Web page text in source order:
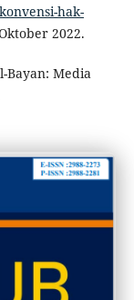
hak-
2022.
Bayan: Media